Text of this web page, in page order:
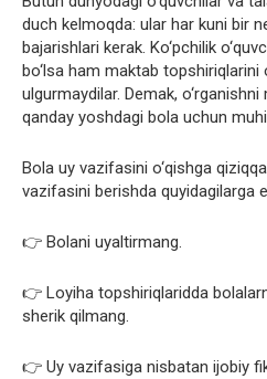
duch kelmoqda: ular har kuni bir
bajarishlari kerak. Ko‘pchilik
bo‘lsa ham maktab topshiriqlarini
ulgurmaydilar. Demak,
qanday yoshdagi bola uchun
Bola uy vazifasini o‘qishga
vazifasini berishda quyidagilarga
👉 Bolani uyaltirmang.
👉 Loyiha topshiriqlaridda
sherik qilmang.
👉 Uy vazifasiga nisbatan ijobiy